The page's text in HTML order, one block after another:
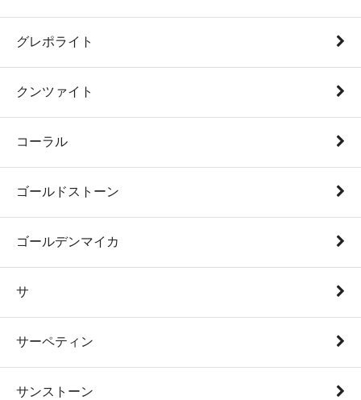
グレポライト
クンツァイト
コーラル
ゴールドストーン
ゴールデンマイカ
サ
サーペティン
サンストーン